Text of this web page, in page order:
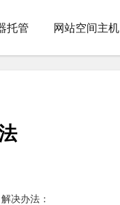
托管 网站空间主机
决办法：